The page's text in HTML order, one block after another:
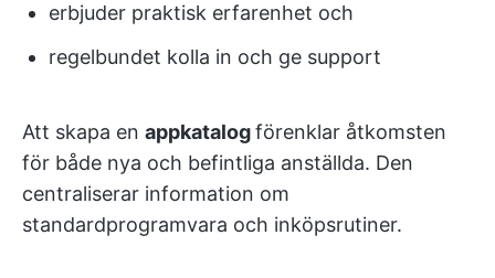
erbjuder praktisk erfarenhet och
regelbundet kolla in och ge support
Att skapa en appkatalogförenklar åtkomsten
för både nya och befintliga anställda. Den
centraliserar information om
standardprogramvara och inköpsrutiner.